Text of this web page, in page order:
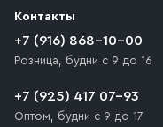
Контакты
+7 (916) 868-10-00
Розница, будни с 9 до 16
+7 (925) 417 07-93
Оптом, будни с 9 до 17